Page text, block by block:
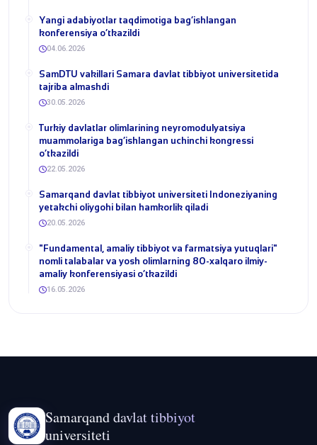
​Yangi adabiyotlar taqdimotiga bag‘ishlangan
konferensiya o‘tkazildi
04.06.2026
SamDTU vakillari Samara davlat tibbiyot universitetida
tajriba almashdi
30.05.2026
​Turkiy davlatlar olimlarining neyromodulyatsiya
muammolariga bag‘ishlangan uchinchi kongressi
o‘tkazildi
22.05.2026
Samarqand davlat tibbiyot universiteti Indoneziyaning
yetakchi oliygohi bilan hamkorlik qiladi
20.05.2026
​"Fundamental, amaliy tibbiyot va farmatsiya yutuqlari"
nomli talabalar va yosh olimlarning 80-xalqaro ilmiy-
amaliy konferensiyasi o‘tkazildi
16.05.2026
Samarqand davlat tibbiyot
universiteti